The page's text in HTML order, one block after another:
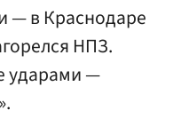
— в Краснодаре
НПЗ.
ударами —